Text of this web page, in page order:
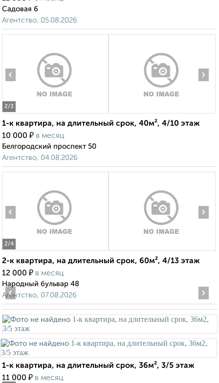
Садовая 6
Агентство, 05.08.2026
2/3
‹ ›
1-к квартира, на длительный срок, 40м², 4/10 этаж
10 000 ₽ в месяц
Белгородский проспект 50
Агентство, 04.08.2026
2/4
‹ ›
2-к квартира, на длительный срок, 60м², 4/13 этаж
12 000 ₽ в месяц
Народный бульвар 48
Агентство, 07.08.2026
‹ ›
1-к квартира, на длительный срок, 36м², 3/5 этаж
11 000 ₽ в месяц